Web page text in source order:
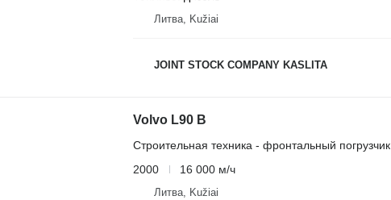
Литва, Kužiai
JOINT STOCK COMPANY KASLITA
Volvo L90 B
Строительная техника - фронтальный погрузчик
2000
16 000 м/ч
Литва, Kužiai